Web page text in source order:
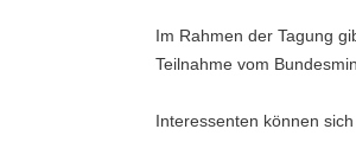
Im Rahmen der Tagung
Teilnahme vom
Interessenten können